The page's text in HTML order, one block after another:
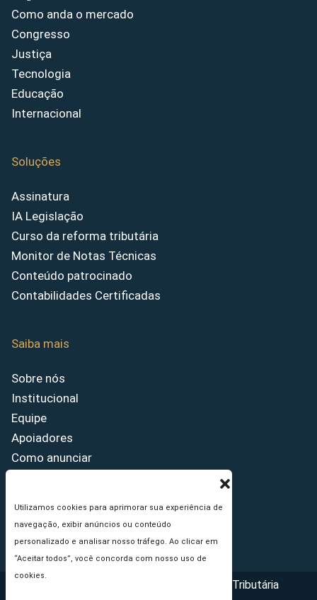
Utilizamos cookies para aprimorar sua experiência de
navegação, exibir anúncios ou conteúdo
personalizado e analisar nosso tráfego. Ao clicar em
“Aceitar todos”, você concorda com nosso uso de
cookies.
Como anda o mercado
Congresso
Justiça
Tecnologia
Educação
Internacional
Soluções
Assinatura
IA Legislação
Curso da reforma tributária
Monitor de Notas Técnicas
Conteúdo patrocinado
Contabilidades Certificadas
Saiba mais
Sobre nós
Institucional
Equipe
Apoiadores
Como anunciar
Princípios Editoriais
Copyright © 2026 - Portal da Reforma Tributária